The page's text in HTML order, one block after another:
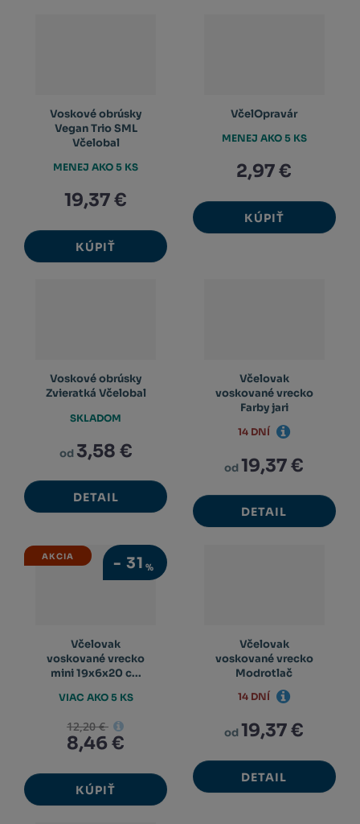
Voskové obrúsky
Vegan Trio SML
Včelobal
19,37 €
KÚPIŤ
MENEJ AKO 5 KS
VčelOpravár
2,97 €
KÚPIŤ
MENEJ AKO 5 KS
Voskové obrúsky
Zvieratká Včelobal
od 3,58 €
DETAIL
SKLADOM
Včelovak
voskované vrecko
Farby jari
od 19,37 €
DETAIL
14 DNÍ
- 31%
AKCIA
Včelovak
voskované vrecko
mini 19x6x20 c...
12,20 €
8,46 €
KÚPIŤ
VIAC AKO 5 KS
Včelovak
voskované vrecko
Modrotlač
od 19,37 €
DETAIL
14 DNÍ